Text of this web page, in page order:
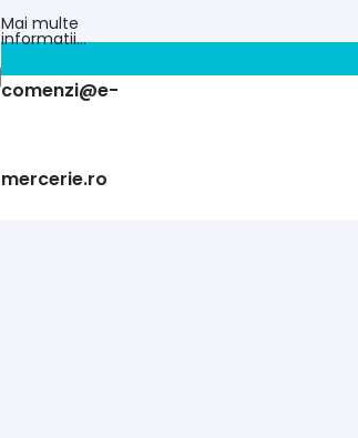
Mai multe
informatii…
comenzi@e-
mercerie.ro